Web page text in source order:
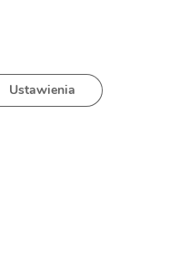
Ustawienia